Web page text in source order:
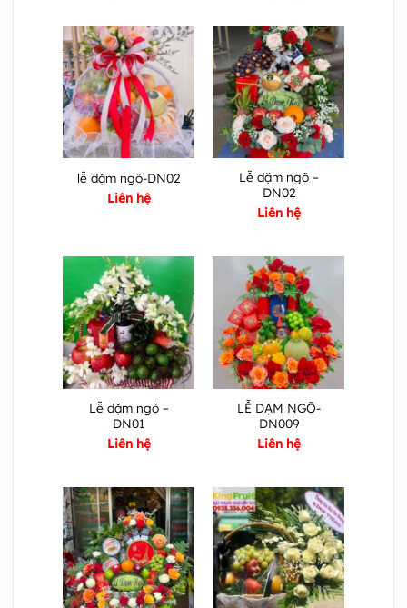
lễ dặm ngõ-DN02
Liên hệ
Lễ dặm ngõ –
DN02
Liên hệ
Lễ dặm ngõ –
DN01
Liên hệ
LỄ DẠM NGÕ-
DN009
Liên hệ